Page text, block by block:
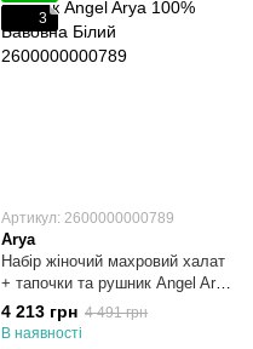
3
Артикул: 2600000000789
Arya
Набір жіночий махровий халат
+ тапочки та рушник Angel Arya
100% Бавовна Білий S/M
4 213 грн 4 491 грн
В наявності